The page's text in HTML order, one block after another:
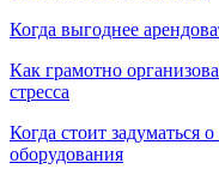
Когда выгоднее
Как грамотно
стресса
Когда стоит задуматься
оборудования